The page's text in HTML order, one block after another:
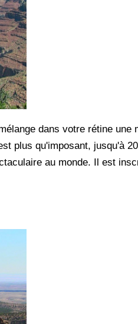
dans votre rétine une
plus qu'imposant, jusqu'à
au monde. Il est